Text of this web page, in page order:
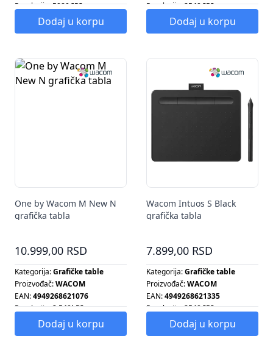
Rezolucija:5080 IPI
Dodaj u korpu
Rezolucija:2540 IPI
Dodaj u korpu
One by Wacom M New N
grafička tabla
10.999,00 RSD
Kategorija:Grafičke table
Proizvođač:WACOM
EAN:4949268621076
Rezolucija:2.540LPI
Dodaj u korpu
Wacom Intuos S Black
grafička tabla
7.899,00 RSD
Kategorija:Grafičke table
Proizvođač:WACOM
EAN:4949268621335
Rezolucija:2540 IPI
Dodaj u korpu